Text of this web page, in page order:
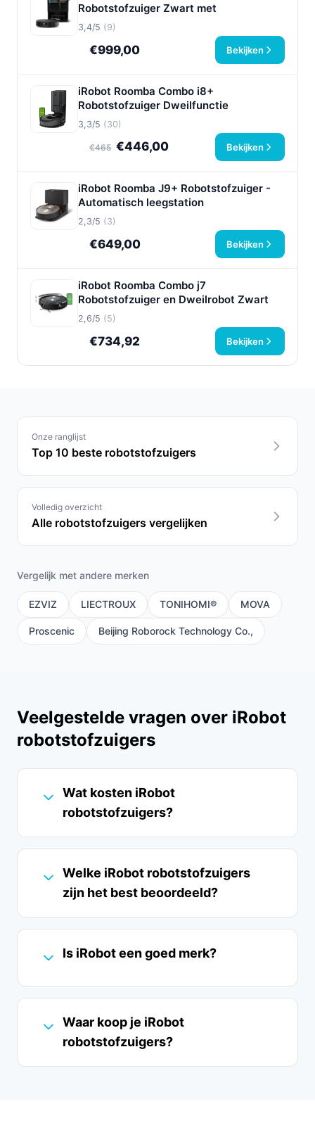
Robotstofzuiger Zwart met
3,4/5 (9)
€999,00 Bekijken
iRobot Roomba Combo i8+
Robotstofzuiger Dweilfunctie
3,3/5 (30)
€465 €446,00 Bekijken
iRobot Roomba J9+ Robotstofzuiger -
Automatisch leegstation
2,3/5 (3)
€649,00 Bekijken
iRobot Roomba Combo j7
Robotstofzuiger en Dweilrobot Zwart
2,6/5 (5)
€734,92 Bekijken
Onze ranglijst
Top 10 beste robotstofzuigers
Volledig overzicht
Alle robotstofzuigers vergelijken
Vergelijk met andere merken
EZVIZ LIECTROUX TONIHOMI® MOVA
Proscenic Beijing Roborock Technology Co.,
Veelgestelde vragen over iRobot
robotstofzuigers
Wat kosten iRobot
robotstofzuigers?
Welke iRobot robotstofzuigers
zijn het best beoordeeld?
Is iRobot een goed merk?
Waar koop je iRobot
robotstofzuigers?